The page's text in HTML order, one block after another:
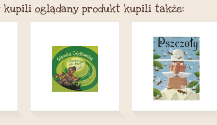
oglądany produkt kupili także: